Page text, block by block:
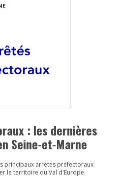
: les dernières
Seine-et-Marne
principaux arrêtés préfectoraux
le territoire du Val d'Europe.